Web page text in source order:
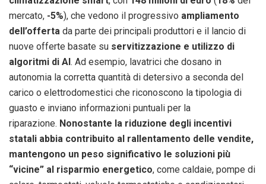
mercato, -5%), che vedono il progressivo ampliamento
dell’offerta da parte dei principali produttori e il lancio di
nuove offerte basate su servitizzazione e utilizzo di
algoritmi di AI. Ad esempio, lavatrici che dosano in
autonomia la corretta quantità di detersivo a seconda del
carico o elettrodomestici che riconoscono la tipologia di
guasto e inviano informazioni puntuali per la
riparazione. Nonostante la riduzione degli incentivi
statali abbia contribuito al rallentamento delle vendite,
mantengono un peso significativo le soluzioni più
“vicine” al risparmio energetico, come caldaie, pompe di